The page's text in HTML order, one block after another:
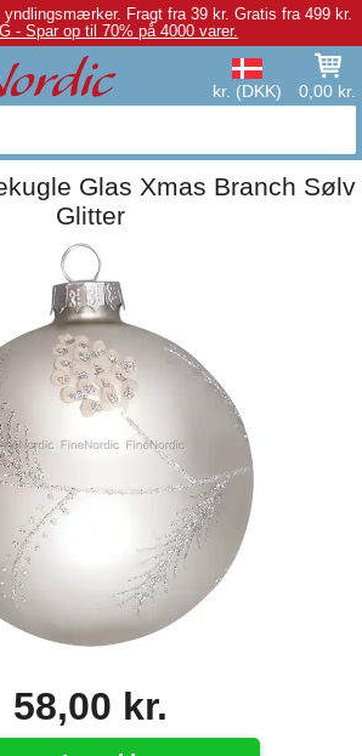
yndlingsmærker. Fragt fra 39 kr. Gratis fra 499 kr.
- Spar op til 70% på 4000 varer.
kr. (DKK) 0,00 kr.
Glas Xmas Branch Sølv
Glitter
58,00 kr.